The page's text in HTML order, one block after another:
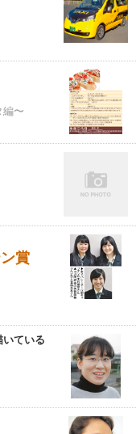
編〜
賞
ている